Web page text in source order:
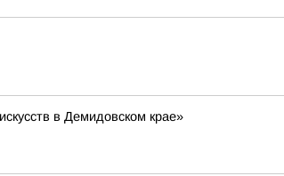
в Демидовском крае»